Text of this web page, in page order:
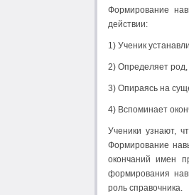
Формирование
действии:
1) Ученик
2) Определяет род,
3) Опираясь на
4) Вспоминает
Ученики узнают,
Формирование
окончаний имен
формирования
роль справочника.